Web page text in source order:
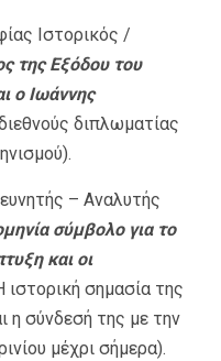
Ιστορικός /
της Εξόδου του
ο Ιωάννης
διπλωματίας
– Αναλυτής
σύμβολο για το
και οι
ιστορική σημασία της
η σύνδεσή της με την
μέχρι σήμερα).